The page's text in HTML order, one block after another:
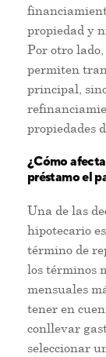
propiedad y
Por otro
permiten
principal,
propiedades
¿Cómo
préstamo el
Una de las
hipotecario
término de
los términos
mensuales
tener en
conllevar
seleccionar